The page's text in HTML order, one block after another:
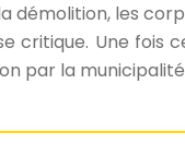
démolition, les
critique. Une
par la